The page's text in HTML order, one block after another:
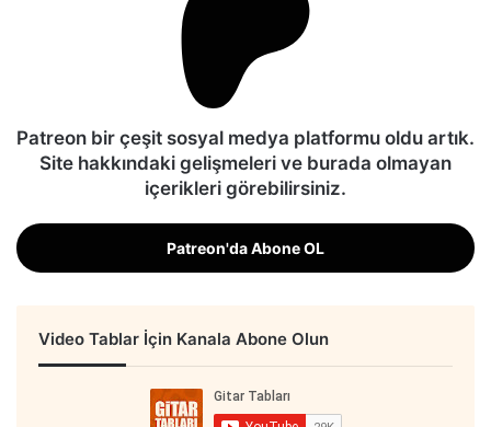
Patreon bir çeşit sosyal medya platformu oldu artık.
Site hakkındaki gelişmeleri ve burada olmayan
içerikleri görebilirsiniz.
Patreon'da Abone OL
Video Tablar İçin Kanala Abone Olun